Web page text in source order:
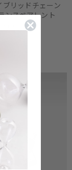
ブリッドチェーン
ンスペアレント